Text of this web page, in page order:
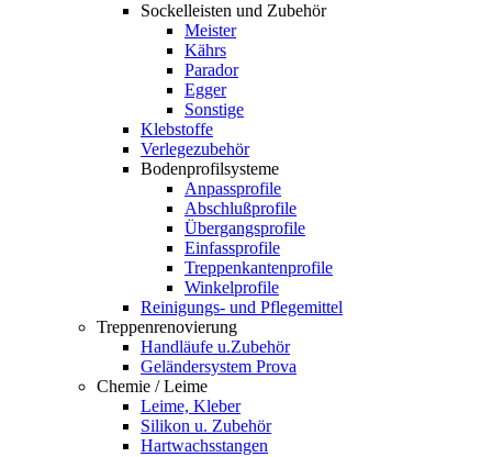
Sockelleisten und Zubehör
Meister
Kährs
Parador
Egger
Sonstige
Klebstoffe
Verlegezubehör
Bodenprofilsysteme
Anpassprofile
Abschlußprofile
Übergangsprofile
Einfassprofile
Treppenkantenprofile
Winkelprofile
Reinigungs- und Pflegemittel
Treppenrenovierung
Handläufe u.Zubehör
Geländersystem Prova
Chemie / Leime
Leime, Kleber
Silikon u. Zubehör
Hartwachsstangen